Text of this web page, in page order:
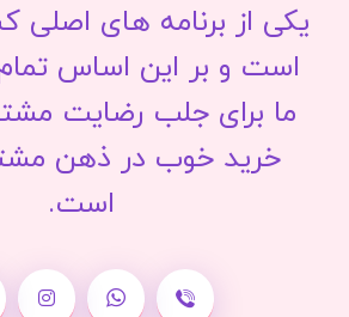
یکی از برنامه های اصلی
است و بر این اساس
ما برای جلب رضایت
خرید خوب در ذهن
است.